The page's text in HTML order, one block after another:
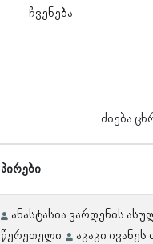
ჩვენება
ძიება
პირები
ანასტასია ვარდენის
წერეთელი
აკაკი ივანეს